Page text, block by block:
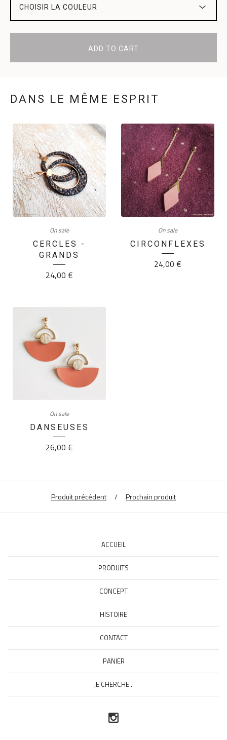
ADD TO CART
DANS LE MÊME ESPRIT
On sale
CERCLES -
GRANDS
24,00 €
On sale
CIRCONFLEXES
24,00 €
On sale
DANSEUSES
26,00 €
Produit précédent Prochain produit
ACCUEIL
PRODUITS
CONCEPT
HISTOIRE
CONTACT
PANIER
JE CHERCHE...